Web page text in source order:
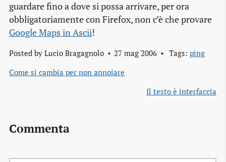
guardare fino a dove si possa arrivare, per ora
obbligatoriamente con Firefox, non c’è che provare
Google Maps in Ascii!
Posted by Lucio Bragagnolo 27 mag 2006 Tags: ping
Come si cambia per non annoiare
Il testo è interfaccia
Commenta